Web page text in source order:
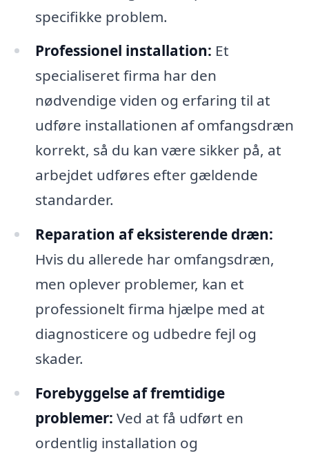
specifikke problem.
Professionel installation: Et
specialiseret firma har den
nødvendige viden og erfaring til at
udføre installationen af omfangsdræn
korrekt, så du kan være sikker på, at
arbejdet udføres efter gældende
standarder.
Reparation af eksisterende dræn:
Hvis du allerede har omfangsdræn,
men oplever problemer, kan et
professionelt firma hjælpe med at
diagnosticere og udbedre fejl og
skader.
Forebyggelse af fremtidige
problemer: Ved at få udført en
ordentlig installation og